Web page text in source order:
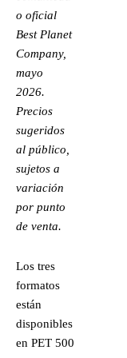
o oficial
Best Planet
Company,
mayo
2026.
Precios
sugeridos
al público,
sujetos a
variación
por punto
de venta.
Los tres
formatos
están
disponibles
en PET 500